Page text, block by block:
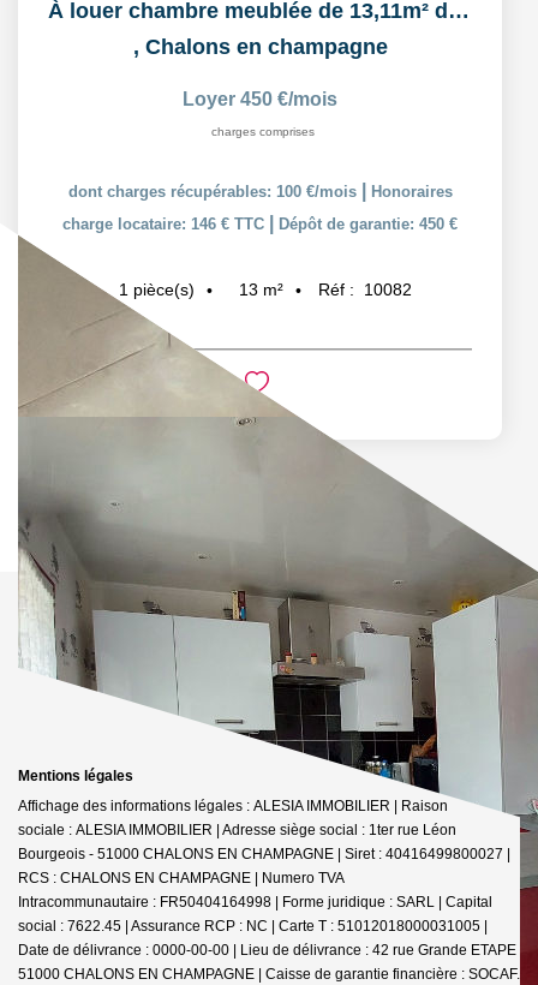
À louer chambre meublée de 13,11m² dans un logement...
, Chalons en champagne
Loyer 450 €/mois
charges comprises
dont charges récupérables: 100 €/mois
Honoraires
charge locataire: 146 € TTC
Dépôt de garantie: 450 €
1 pièce(s) 13 m² Réf : 10082
Mentions légales
Affichage des informations légales : ALESIA IMMOBILIER | Raison
sociale : ALESIA IMMOBILIER | Adresse siège social : 1ter rue Léon
Bourgeois - 51000 CHALONS EN CHAMPAGNE | Siret : 40416499800027 |
RCS : CHALONS EN CHAMPAGNE | Numero TVA
Intracommunautaire : FR50404164998 | Forme juridique : SARL | Capital
social : 7622.45 | Assurance RCP : NC | Carte T : 51012018000031005 |
Date de délivrance : 0000-00-00 | Lieu de délivrance : 42 rue Grande ETAPE
51000 CHALONS EN CHAMPAGNE | Caisse de garantie financière : SOCAF.